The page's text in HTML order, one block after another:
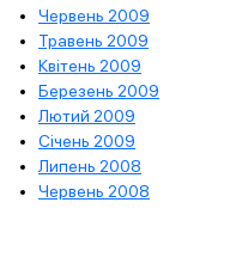
Червень 2009
Травень 2009
Квітень 2009
Березень 2009
Лютий 2009
Січень 2009
Липень 2008
Червень 2008